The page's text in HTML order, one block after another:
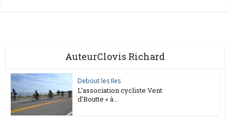
AuteurClovis Richard
Debout les Iles
L’association cycliste Vent
d’Boutte « à...